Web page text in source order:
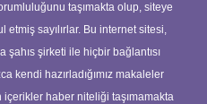
taşımakta olup, siteye
sayılırlar. Bu internet sitesi,
şahıs şirketi ile hiçbir bağlantısı
kendi hazırladığımız makaleler
içerikler haber niteliği taşımamakta